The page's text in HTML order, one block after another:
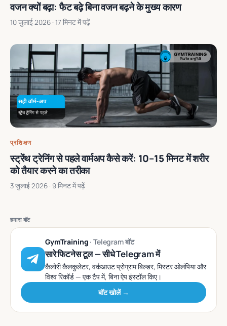
वजन क्यों बढ़ा: फैट बढ़े बिना वजन बढ़ने के मुख्य कारण
10 जुलाई 2026 · 17 मिनट में पढ़ें
प्रशिक्षण
स्ट्रेंथ ट्रेनिंग से पहले वार्मअप कैसे करें: 10–15 मिनट में शरीर
को तैयार करने का तरीका
3 जुलाई 2026 · 9 मिनट में पढ़ें
हमारा बॉट
GymTraining · Telegram बॉट
सारे फिटनेस टूल — सीधे Telegram में
कैलोरी कैलकुलेटर, वर्कआउट प्रोग्राम बिल्डर, मिस्टर ओलंपिया और
विश्व रिकॉर्ड — एक टैप में, बिना ऐप इंस्टॉल किए।
बॉट खोलें →